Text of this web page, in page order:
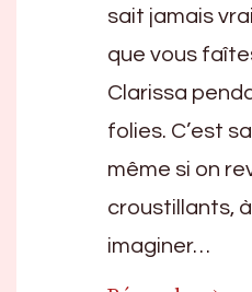
sait jamais
que vous
Clarissa
folies. C’est
même si on
croustillants,
imaginer…